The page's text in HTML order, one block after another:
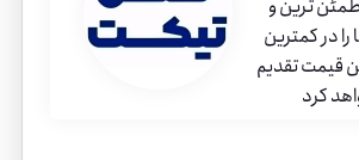
ترین و
را در کمترین
قیمت تقدیم